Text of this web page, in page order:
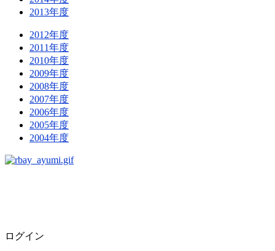
2013年度
2012年度
2011年度
2010年度
2009年度
2008年度
2007年度
2006年度
2005年度
2004年度
ログイン